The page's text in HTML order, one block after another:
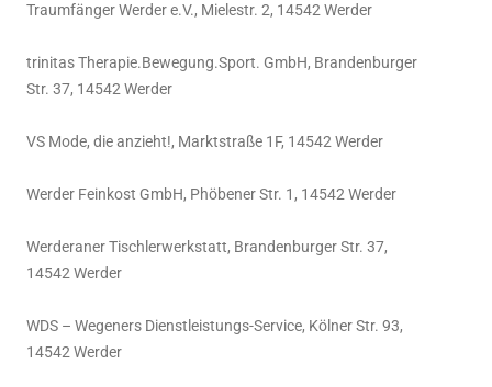
Traumfänger Werder e.V., Mielestr. 2, 14542 Werder
trinitas Therapie.Bewegung.Sport. GmbH, Brandenburger
Str. 37, 14542 Werder
VS Mode, die anzieht!, Marktstraße 1F, 14542 Werder
Werder Feinkost GmbH, Phöbener Str. 1, 14542 Werder
Werderaner Tischlerwerkstatt, Brandenburger Str. 37,
14542 Werder
WDS – Wegeners Dienstleistungs-Service, Kölner Str. 93,
14542 Werder